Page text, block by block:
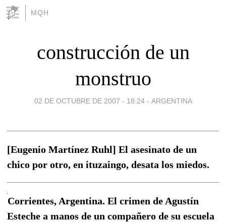
MQH
construcción de un
monstruo
02 DE OCTUBRE DE 2007 - 18:24 - ARGENTINA
[Eugenio Martínez Ruhl] El asesinato de un
chico por otro, en ituzaingo, desata los miedos.
Corrientes, Argentina. El crimen de Agustín
Esteche a manos de un compañero de su escuela